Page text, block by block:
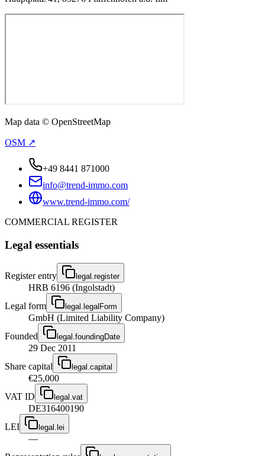
Map data © OpenStreetMap
OSM ↗
+49 8441 871000
info@trend-immo.com
www.trend-immo.com/
COMMERCIAL REGISTER
Legal essentials
Register entry legal.register
HRB 6196 (Ingolstadt)
Legal form
legal.legalForm
GmbH (Limited Liability Company)
Founded
legal.foundingDate
29 Dec 2011
Share capital
legal.capital
€25,000
VAT ID
legal.vat
DE316400190
LEI
legal.lei
—